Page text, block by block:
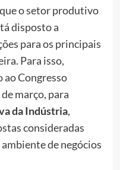
o setor produtivo
disposto a
para os principais
Para isso,
Congresso
março, para
da Indústria,
consideradas
de negócios